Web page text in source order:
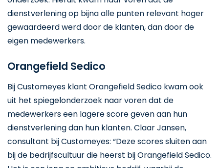
dienstverlening op bijna alle punten relevant hoger
gewaardeerd werd door de klanten, dan door de
eigen medewerkers.
Orangefield Sedico
Bij Customeyes klant Orangefield Sedico kwam ook
uit het spiegelonderzoek naar voren dat de
medewerkers een lagere score geven aan hun
dienstverlening dan hun klanten. Claar Jansen,
consultant bij Customeyes: “Deze scores sluiten aan
bij de bedrijfscultuur die heerst bij Orangefield Sedico.